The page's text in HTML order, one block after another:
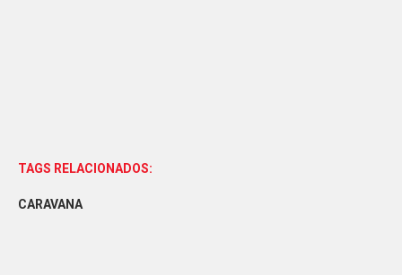
TAGS RELACIONADOS:
CARAVANA